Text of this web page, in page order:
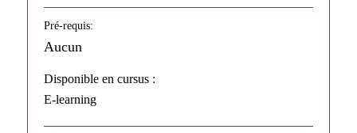
Pré-requis:
Aucun
Disponible en cursus :
E-learning